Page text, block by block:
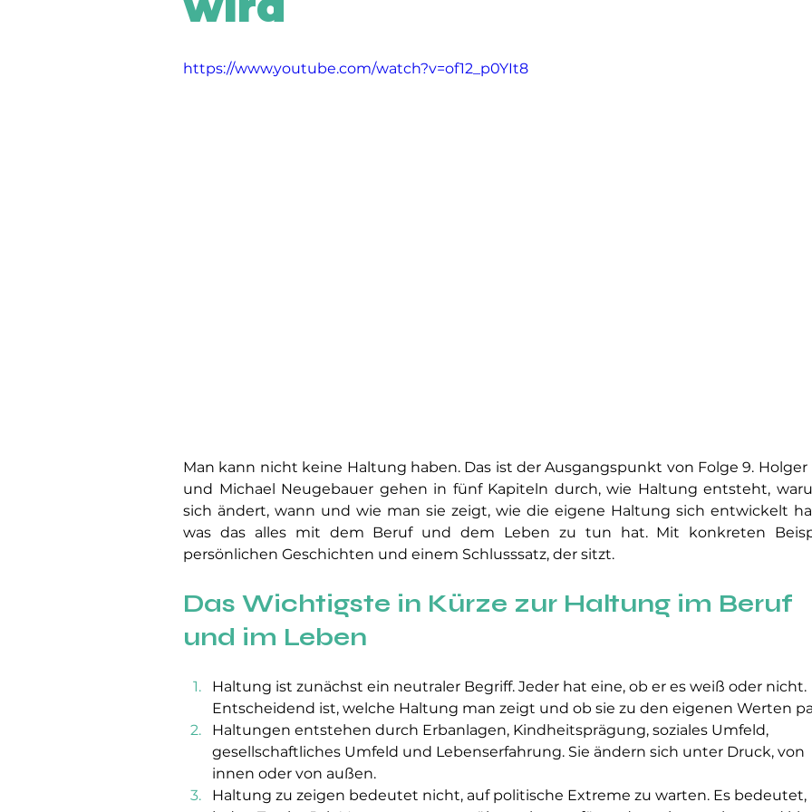
https://www.youtube.com/watch?v=of12_p0YIt8
Man kann nicht keine Haltung haben. Das ist der Ausgangspunkt von Folge 9. Holger
und Michael Neugebauer gehen in fünf Kapiteln durch, wie Haltung entsteht,
sich ändert, wann und wie man sie zeigt, wie die eigene Haltung sich entwickelt
was das alles mit dem Beruf und dem Leben zu tun hat. Mit konkreten
persönlichen Geschichten und einem Schlusssatz, der sitzt.
Das Wichtigste in Kürze zur Haltung im Beruf
und im Leben
Haltung ist zunächst ein neutraler Begriff. Jeder hat eine, ob er es weiß oder nicht.
Entscheidend ist, welche Haltung man zeigt und ob sie zu den eigenen Werten
Haltungen entstehen durch Erbanlagen, Kindheitsprägung, soziales Umfeld,
gesellschaftliches Umfeld und Lebenserfahrung. Sie ändern sich unter Druck, von
innen oder von außen.
Haltung zu zeigen bedeutet nicht, auf politische Extreme zu warten. Es bedeutet,